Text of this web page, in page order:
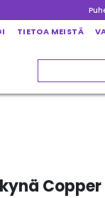
TIETOA MEISTÄ
Copper